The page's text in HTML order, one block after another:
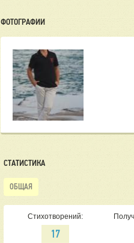
ФОТОГРАФИИ
СТАТИСТИКА
ОБЩАЯ
Стихотворений:
17